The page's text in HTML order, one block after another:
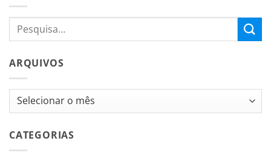
ARQUIVOS
Arquivos
CATEGORIAS